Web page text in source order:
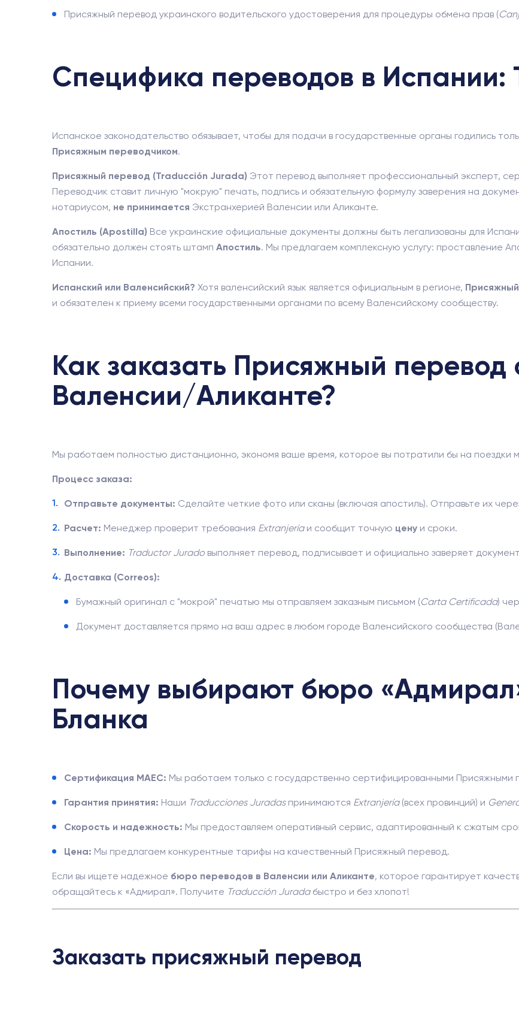
Присяжный перевод украинского водительского удостоверения для процедуры обмена прав (
Специфика переводов в
Испанское законодательство обязывает, чтобы для подачи в государственные органы годились
Присяжным переводчиком.
Присяжный перевод (Traducción Jurada) Этот перевод выполняет профессиональный эксперт,
Переводчик ставит личную "мокрую" печать, подпись и обязательную формулу заверения на
нотариусом, не принимается Экстранхерией Валенсии или Аликанте.
Апостиль (Apostilla) Все украинские официальные документы должны быть легализованы для
обязательно должен стоять штамп Апостиль. Мы предлагаем комплексную услугу: проставление
Испании.
Испанский или Валенсийский? Хотя валенсийский язык является официальным в регионе,
и обязателен к приему всеми государственными органами по всему Валенсийскому сообществу.
Как заказать Присяжный перевод
Валенсии/Аликанте?
Мы работаем полностью дистанционно, экономя ваше время, которое вы потратили бы на поездки
Процесс заказа:
Отправьте документы: Сделайте четкие фото или сканы (включая апостиль). Отправьте их
Расчет: Менеджер проверит требования Extranjeríaи сообщит точную цену и сроки.
Выполнение: Traductor Jurado выполняет перевод, подписывает и официально заверяет
Доставка (Correos):
Бумажный оригинал с "мокрой" печатью мы отправляем заказным письмом (Carta Certificada)
Документ доставляется прямо на ваш адрес в любом городе Валенсийского сообщества
Почему выбирают бюро
Бланка
Сертификация MAEC: Мы работаем только с государственно сертифицированными Присяжными
Гарантия принятия: Наши Traducciones Juradasпринимаются Extranjería(всех провинций) и
Скорость и надежность: Мы предоставляем оперативный сервис, адаптированный к сжатым
Цена: Мы предлагаем конкурентные тарифы на качественный Присяжный перевод.
Если вы ищете надежное бюро переводов в Валенсии или Аликанте, которое гарантирует
обращайтесь к «Адмирал». Получите Traducción Juradaбыстро и без хлопот!
Заказать присяжный перевод